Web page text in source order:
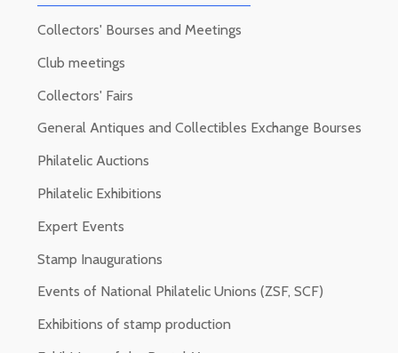
Collectors' Bourses and Meetings
Club meetings
Collectors' Fairs
General Antiques and Collectibles Exchange Bourses
Philatelic Auctions
Philatelic Exhibitions
Expert Events
Stamp Inaugurations
Events of National Philatelic Unions (ZSF, SCF)
Exhibitions of stamp production